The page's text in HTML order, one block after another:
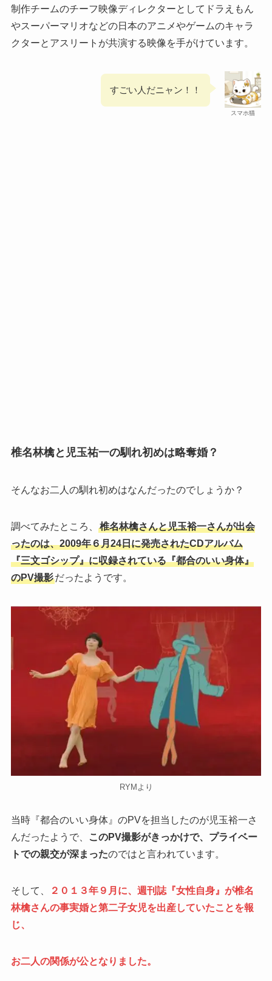
制作チームのチーフ映像ディレクターとしてドラえもん
やスーパーマリオなどの日本のアニメやゲームのキャラ
クターとアスリートが共演する映像を手がけています。
スマホ猫
すごい人だニャン！！
椎名林檎と児玉祐一の馴れ初めは略奪婚？
そんなお二人の馴れ初めはなんだったのでしょうか？
調べてみたところ、
椎名林檎さんと児玉裕一さんが出会
ったのは、2009年６月24日に発売されたCDアルバム
『三文ゴシップ』に収録されている『都合のいい身体』
のPV撮影だったようです。
RYMより
当時『都合のいい身体』のPVを担当したのが児玉裕一さ
んだったようで、
このPV撮影がきっかけで、プライベー
トでの親交が深まったのではと言われています。
そして、
２０１３年９月に、週刊誌『女性自身』が椎名
林檎さんの事実婚と第二子女児を出産していたことを報
じ、
お二人の関係が公となりました。